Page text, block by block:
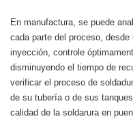
En manufactura, se puede
cada parte del proceso,
inyección, controle
disminuyendo el tiempo de
verificar el proceso de
de su tubería o de sus
calidad de la soldarura en